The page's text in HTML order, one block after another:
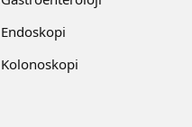
Endoskopi
Kolonoskopi